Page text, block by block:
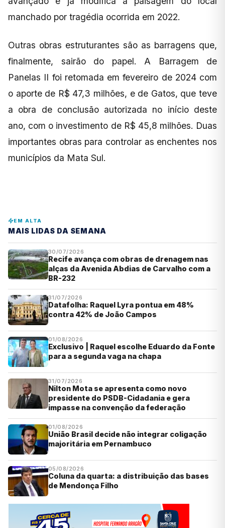
manchado por tragédia ocorrida em 2022.
Outras obras estruturantes são as barragens que,
finalmente, sairão do papel. A Barragem de
Panelas II foi retomada em fevereiro de 2024 com
o aporte de R$ 47,3 milhões, e de Gatos, que teve
a obra de conclusão autorizada no início deste
ano, com o investimento de R$ 45,8 milhões. Duas
importantes obras para controlar as enchentes nos
municípios da Mata Sul.
EM ALTA
MAIS LIDAS DA SEMANA
30/07/2026
Recife avança com obras de drenagem nas
alças da Avenida Abdias de Carvalho com a
BR-232
31/07/2026
Datafolha: Raquel Lyra pontua em 48%
contra 42% de João Campos
01/08/2026
Exclusivo | Raquel escolhe Eduardo da Fonte
para a segunda vaga na chapa
31/07/2026
Nilton Mota se apresenta como novo
presidente do PSDB-Cidadania e gera
impasse na convenção da federação
01/08/2026
União Brasil decide não integrar coligação
majoritária em Pernambuco
05/08/2026
Coluna da quarta: a distribuição das bases
de Mendonça Filho